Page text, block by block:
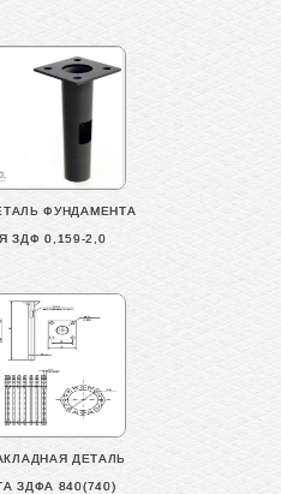
ФУНДАМЕНТА
ЗДФ 0,159-2,0
ДЕТАЛЬ
ЗДФА 840(740)